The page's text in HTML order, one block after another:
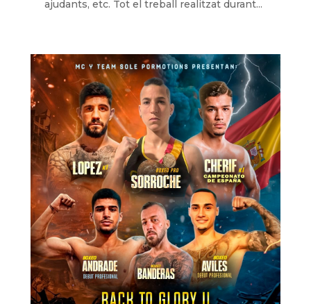
ajudants, etc. Tot el treball realitzat durant...